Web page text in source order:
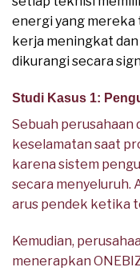
energi yang mereka
kerja meningkat
dikurangi secara
Studi Kasus 1:
Sebuah perusahaan
keselamatan saat
karena sistem
secara menyeluruh.
arus pendek ketika
Kemudian,
menerapkan